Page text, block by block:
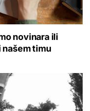
novinara ili
timu